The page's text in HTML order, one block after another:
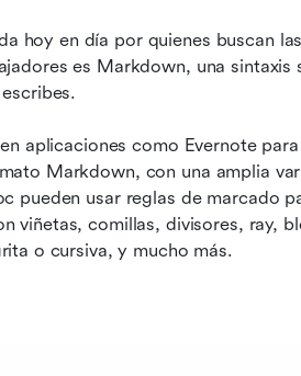
hoy en día por quienes buscan
es Markdown, una sintaxis
aplicaciones como Evernote
Markdown, con una amplia
pueden usar reglas de marcado
viñetas, comillas, divisores, ray,
o cursiva, y mucho más.